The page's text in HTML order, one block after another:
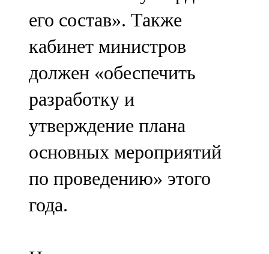
Шәмәрдән
102,3 FM
Яңа чишмә
107,0 FM
Яр Чаллы
105,5 FM
его состав». Также
кабинет министров
должен «обеспечить
разработку и
утверждение плана
основных мероприятий
по проведению» этого
года.